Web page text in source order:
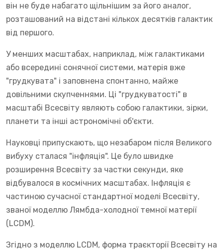
він не буде набагато щільнішим за його аналог,
розташований на відстані кількох десятків галактик
від першого.
У менших масштабах, наприклад, між галактиками
або всередині сонячної системи, матерія вже
"грудкувата" і заповнена спонтанно, майже
довільними скупченнями. Ці "грудкуватості" в
масштабі Всесвіту являють собою галактики, зірки,
планети та інші астрономічні об'єкти.
Науковці припускають, що незабаром після Великого
вибуху сталася "інфляція". Це було швидке
розширення Всесвіту за частки секунди, яке
відбувалося в космічних масштабах. Інфляція є
частиною сучасної стандартної моделі Всесвіту,
званої моделлю Лямбда-холодної темної матерії
(LCDM).
Згідно з моделлю LCDM, форма траєкторії Всесвіту на